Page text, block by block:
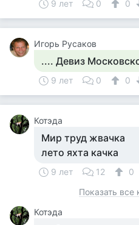
9 лет 0 0
Игорь Русаков
.... Девиз
9 лет 0 0
Котэда
Мир труд жвачка
лето яхта качка
9 лет 12
0
Показать
Котэда